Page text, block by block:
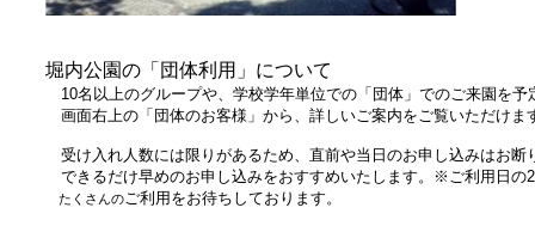
堀内公園の「団体利用」について
10名以上のグループや、学校学年単位での「団体」でのご来園を予
画面右上の「団体のお客様」から、詳しいご案内をご覧いただけま
受け入れ人数には限りがあるため、直前や当日のお申し込みはお断
できるだけ早めのお申し込みをおすすめいたします。※ご利用日の
たくさんのご利用をお待ちしております。